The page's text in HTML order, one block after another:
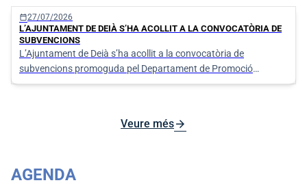
calendar_today27/07/2026
L’AJUNTAMENT DE DEIÀ S’HA ACOLLIT A LA CONVOCATÒRIA DE
SUBVENCIONS
L’Ajuntament de Deià s’ha acollit a la convocatòria de
subvencions promoguda pel Departament de Promoció
Econòmica i Desenvolupament Local del Consell de Mallorca
Veure mésarrow_forward
AGENDA